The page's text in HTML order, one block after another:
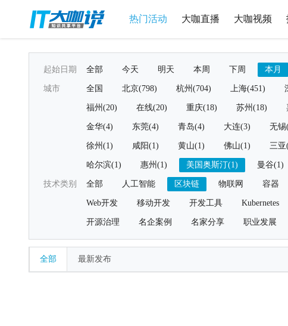
热门活动 大咖直播 大咖视频
起始日期 全部 今天 明天 本周 下周 本月
城市 全国 北京(798) 杭州(704) 上海(451)
福州(20) 在线(20) 重庆(18) 苏州(18)
金华(4) 东莞(4) 青岛(4) 大连(3) 无锡
徐州(1) 咸阳(1) 黄山(1) 佛山(1) 三亚
哈尔滨(1) 惠州(1) 美国奥斯汀(1) 曼谷(1)
技术类别 全部 人工智能 区块链 物联网 容器
Web开发 移动开发 开发工具 Kubernetes
开源治理 名企案例 名家分享 职业发展
全部 最新发布